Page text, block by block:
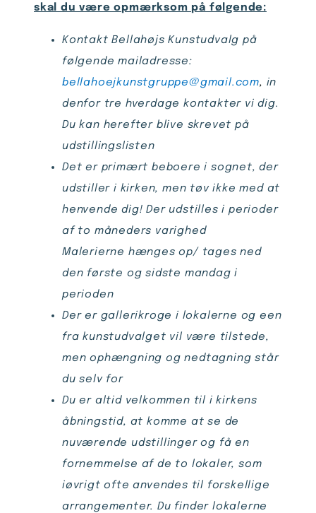
skal du være opmærksom på følgende:
Kontakt Bellahøjs Kunstudvalg på
følgende mailadresse:
bellahoejkunstgruppe@gmail.com, in
denfor tre hverdage kontakter vi dig.
Du kan herefter blive skrevet på
udstillingslisten
Det er primært beboere i sognet, der
udstiller i kirken, men tøv ikke med at
henvende dig! Der udstilles i perioder
af to måneders varighed
Malerierne hænges op/ tages ned
den første og sidste mandag i
perioden
Der er gallerikroge i lokalerne og een
fra kunstudvalget vil være tilstede,
men ophængning og nedtagning står
du selv for
Du er altid velkommen til i kirkens
åbningstid, at komme at se de
nuværende udstillinger og få en
fornemmelse af de to lokaler, som
iøvrigt ofte anvendes til forskellige
arrangementer. Du finder lokalerne